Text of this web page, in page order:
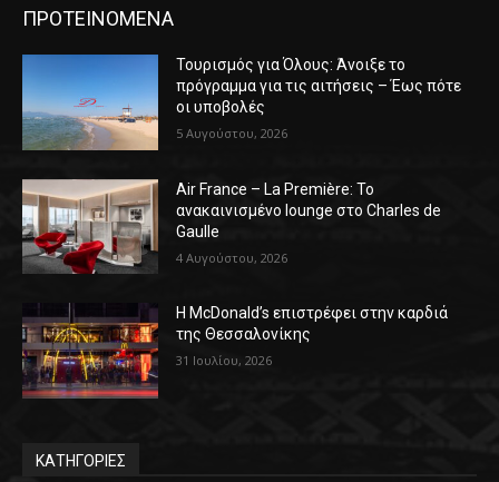
ΠΡΟΤΕΙΝΟΜΕΝΑ
Τουρισμός για Όλους: Άνοιξε το
πρόγραμμα για τις αιτήσεις – Έως πότε
οι υποβολές
5 Αυγούστου, 2026
Air France – La Première: Το
ανακαινισμένο lounge στο Charles de
Gaulle
4 Αυγούστου, 2026
Η McDonald’s επιστρέφει στην καρδιά
της Θεσσαλονίκης
31 Ιουλίου, 2026
ΚΑΤΗΓΟΡΙΕΣ